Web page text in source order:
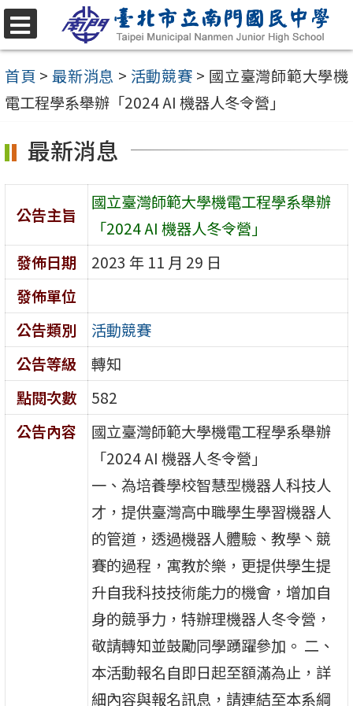
跳
至
主
要
容
選
單
首頁 > 最新消息 > 活動競賽 > 國立臺灣師範大學機
電工程學系舉辦「2024 AI 機器人冬令營」
最新消息
公告主旨
國立臺灣師範大學機電工程學系舉辦
「2024 AI 機器人冬令營」
發佈日期
2023 年 11 月 29 日
發佈單位
公告類別
活動競賽
公告等級
轉知
點閱次數
582
公告內容
國立臺灣師範大學機電工程學系舉辦
「2024 AI 機器人冬令營」
一、為培養學校智慧型機器人科技人
才，提供臺灣高中職學生學習機器人
的管道，透過機器人體驗、教學丶競
賽的過程，寓教於樂，更提供學生提
升自我科技技術能力的機會，增加自
身的競爭力，特辦理機器人冬令營，
敬請轉知並鼓勵同學踴躍參加。 二、
本活動報名自即日起至額滿為止，詳
細內容與報名訊息，請連結至本系綱